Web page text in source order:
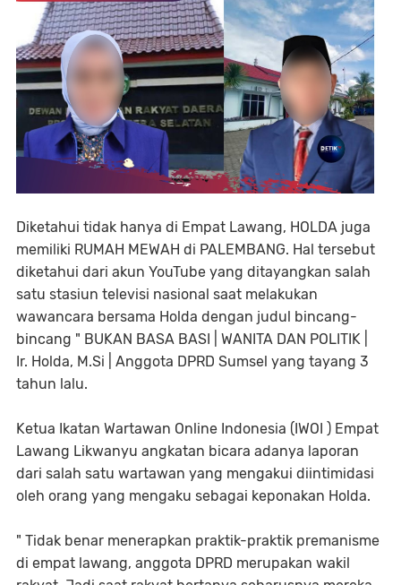
Diketahui tidak hanya di Empat Lawang, HOLDA juga
memiliki RUMAH MEWAH di PALEMBANG. Hal tersebut
diketahui dari akun YouTube yang ditayangkan salah
satu stasiun televisi nasional saat melakukan
wawancara bersama Holda dengan judul bincang-
bincang " BUKAN BASA BASI | WANITA DAN POLITIK |
Ir. Holda, M.Si | Anggota DPRD Sumsel yang tayang 3
tahun lalu.
Ketua Ikatan Wartawan Online Indonesia (IWOI ) Empat
Lawang Likwanyu angkatan bicara adanya laporan
dari salah satu wartawan yang mengakui diintimidasi
oleh orang yang mengaku sebagai keponakan Holda.
" Tidak benar menerapkan praktik-praktik premanisme
di empat lawang, anggota DPRD merupakan wakil